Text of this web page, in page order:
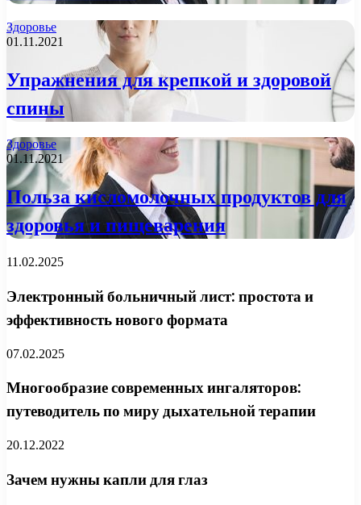
Здоровье
01.11.2021
Упражнения для крепкой и здоровой
спины
Здоровье
01.11.2021
Польза кисломолочных продуктов для
здоровья и пищеварения
11.02.2025
Электронный больничный лист: простота и
эффективность нового формата
07.02.2025
Многообразие современных ингаляторов:
путеводитель по миру дыхательной терапии
20.12.2022
Зачем нужны капли для глаз